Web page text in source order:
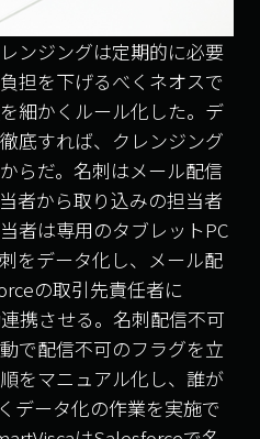
ンジングは定期的に必要
担を下げるべくネオスで
細かくルール化した。デ
底すれば、クレンジング
らだ。名刺はメール配信
者から取り込みの担当者
者は専用のタブレットPC
をデータ化し、メール配
の取引先責任者に
携させる。名刺配信不可
で配信不可のフラグを立
をマニュアル化し、誰が
データ化の作業を実施で